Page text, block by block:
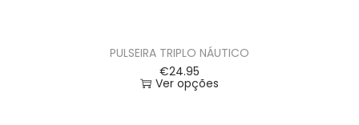
PULSEIRA TRIPLO NÁUTICO
€24.95
Ver opções